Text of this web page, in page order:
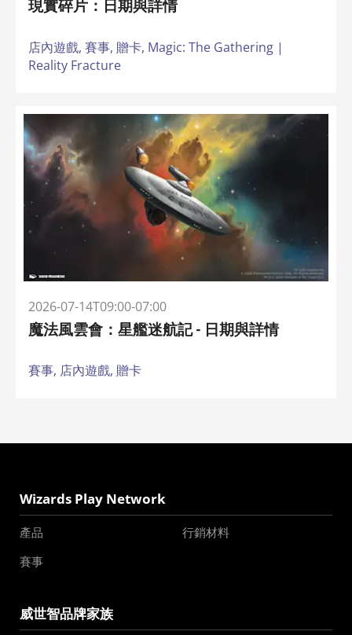
現實碎片：日期與詳情
店內遊戲, 賽事, 贈卡, Magic: The Gathering |
Reality Fracture
2026-07-14T09:00-07:00
魔法風雲會：星艦迷航記 - 日期與詳情
賽事, 店內遊戲, 贈卡
Wizards Play Network
產品
行銷材料
賽事
威世智品牌家族